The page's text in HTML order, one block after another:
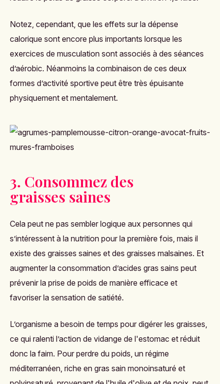
Notez, cependant, que les effets sur la dépense
calorique sont encore plus importants lorsque les
exercices de musculation sont associés à des séances
d’aérobic. Néanmoins la combinaison de ces deux
formes d’activité sportive peut être très épuisante
physiquement et mentalement.
3. Consommez des
graisses saines
Cela peut ne pas sembler logique aux personnes qui
s’intéressent à la nutrition pour la première fois, mais il
existe des graisses saines et des graisses malsaines. Et
augmenter la consommation d’acides gras sains peut
prévenir la prise de poids de manière efficace et
favoriser la sensation de satiété.
L’organisme a besoin de temps pour digérer les graisses,
ce qui ralenti l’action de vidange de l'estomac et réduit
donc la faim. Pour perdre du poids, un régime
méditerranéen, riche en gras sain monoinsaturé et